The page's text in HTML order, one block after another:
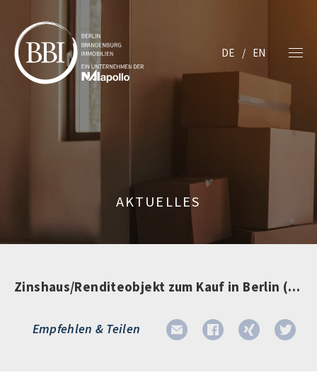
DE EN
AKTUELLES
Zinshaus/Renditeobjekt zum Kauf in Berlin (nicht mehr verfügbar)
Empfehlen & Teilen